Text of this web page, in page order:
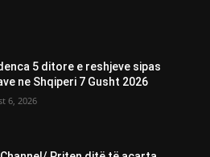
5 ditore e reshjeve sipas
ne Shqiperi 7 Gusht 2026
6, 2026